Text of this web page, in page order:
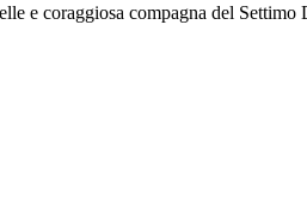
e coraggiosa compagna del